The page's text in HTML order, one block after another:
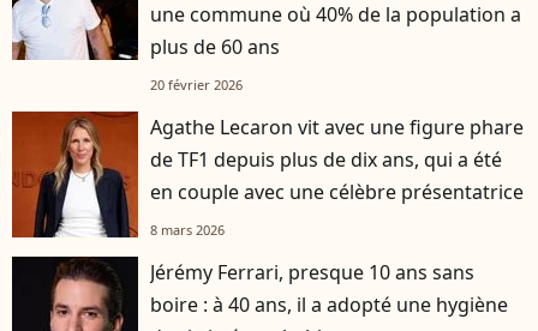
une commune où 40% de la population a
plus de 60 ans
20 février 2026
Agathe Lecaron vit avec une figure phare
de TF1 depuis plus de dix ans, qui a été
en couple avec une célèbre présentatrice
8 mars 2026
Jérémy Ferrari, presque 10 ans sans
boire : à 40 ans, il a adopté une hygiène